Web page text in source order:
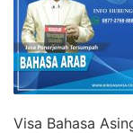
Visa Bahasa